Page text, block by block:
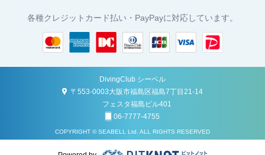
各種クレジットカード払い・PayPayに対応しています。
DivingClub シーベル
〒553-0003大阪市福島区福島7丁目21-14
フェスタ福島ビル401
06-7777-4755
COPYRIGHT © SEABELL Ltd. ALL RIGHTS RESERVED